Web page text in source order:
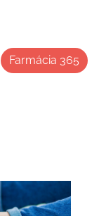
Farmácia 365